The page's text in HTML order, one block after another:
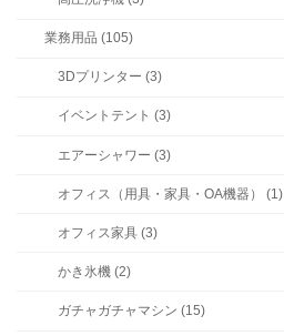
業務用品 (105)
3Dプリンター (3)
イベントテント (3)
エアーシャワー (3)
オフィス（用具・家具・OA機器） (1)
オフィス家具 (3)
かき氷機 (2)
ガチャガチャマシン (15)